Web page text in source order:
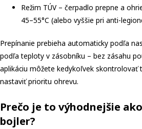
Režim TÚV – čerpadlo prepne a
45–55°C (alebo vyššie pri anti-
Prepínanie prebieha automaticky podľa
podľa teploty v zásobníku – bez zásahu
aplikáciu môžete kedykoľvek skontrolovať
nastaviť prioritu ohrevu.
Prečo je to výhodnejšie
bojler?